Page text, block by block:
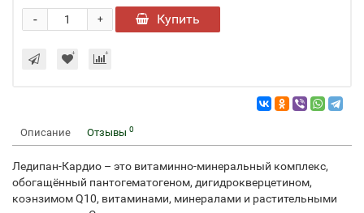
+
- Купить
Описание Отзывы 0
Ледипан-Кардио – это витаминно-минеральный комплекс,
обогащённый пантогематогеном, дигидрокверцетином,
коэнзимом Q10, витаминами, минералами и растительными